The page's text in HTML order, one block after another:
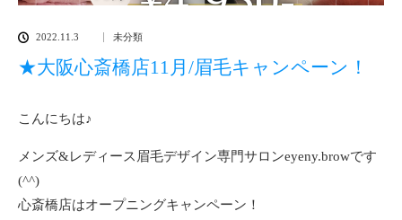
2022.11.3 未分類
★大阪心斎橋店11月/眉毛キャンペーン！
こんにちは♪
メンズ&レディース眉毛デザイン専門サロンeyeny.browです
(^^)
心斎橋店はオープニングキャンペーン！